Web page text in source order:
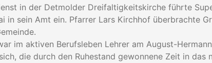
in der Detmolder Dreifaltigkeitskirche führte
in sein Amt ein. Pfarrer Lars Kirchhof überbrachte
im aktiven Berufsleben Lehrer am August-
die durch den Ruhestand gewonnene Zeit in das